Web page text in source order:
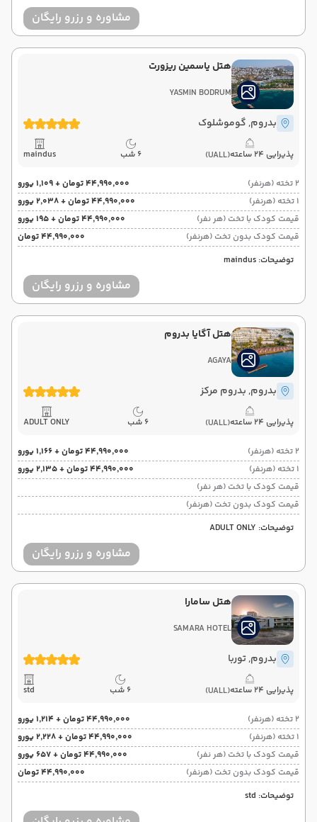
مشاوره و رزرو رایگان
هتل یاسمین ریزورت
YASMIN BODRUM
بدروم, گوموشلوک
پذیرایی 24 ساعته (UALL) 6 شب maindus
2 تخته (هرنفر)
۴۴٬۹۹۰٬۰۰۰ تومان + ۱٬۱۰۹ یورو
1 تخته (هرنفر)
۴۴٬۹۹۰٬۰۰۰ تومان + ۲٬۰۳۸ یورو
قیمت کودک با تخت (هر نفر)
۴۴٬۹۹۰٬۰۰۰ تومان + ۱۹۵ یورو
قیمت کودک بدون تخت (هرنفر)
۴۴٬۹۹۰٬۰۰۰ تومان
توضیحات: maindus
مشاوره و رزرو رایگان
هتل آگایا بدروم
AGAYA
بدروم, بدروم مرکز
پذیرایی 24 ساعته (UALL) 6 شب ADULT ONLY
2 تخته (هرنفر)
۴۴٬۹۹۰٬۰۰۰ تومان + ۱٬۱۶۶ یورو
1 تخته (هرنفر)
۴۴٬۹۹۰٬۰۰۰ تومان + ۲٬۱۳۵ یورو
قیمت کودک با تخت (هر نفر)
قیمت کودک بدون تخت (هرنفر)
توضیحات: ADULT ONLY
مشاوره و رزرو رایگان
هتل سامارا
SAMARA HOTEL
بدروم, توربا
پذیرایی 24 ساعته (UALL) 6 شب std
2 تخته (هرنفر)
۴۴٬۹۹۰٬۰۰۰ تومان + ۱٬۲۱۴ یورو
1 تخته (هرنفر)
۴۴٬۹۹۰٬۰۰۰ تومان + ۲٬۲۲۸ یورو
قیمت کودک با تخت (هر نفر)
۴۴٬۹۹۰٬۰۰۰ تومان + ۶۵۷ یورو
قیمت کودک بدون تخت (هرنفر)
۴۴٬۹۹۰٬۰۰۰ تومان
توضیحات: std